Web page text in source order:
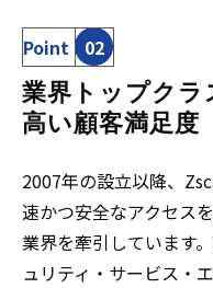
Point 02
業界トップクラ
高い顧客満足度
2007年の設立以降、
速かつ安全なアクセス
業界を牽引しています
ュリティ・サービス・